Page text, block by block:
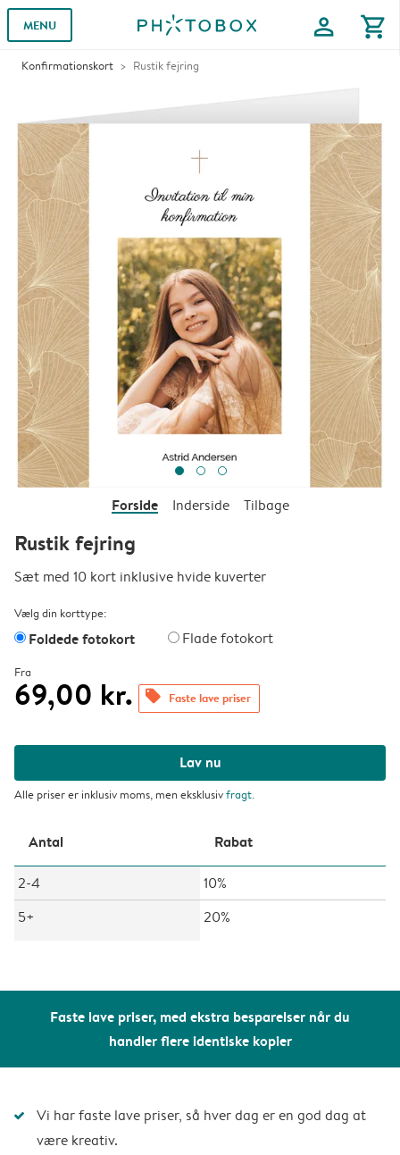
MENU profile shopping_cart
Konfirmationskort Rustik fejring
Faste lave priser, med ekstra besparelser når du
handler flere identiske kopier
Forside Inderside Tilbage
Rustik fejring
Sæt med 10 kort inklusive hvide kuverter
Vælg din korttype:
Foldede fotokort Flade fotokort
Fra
69,00 kr. offers Faste lave priser
Lav nu
Alle priser er inklusiv moms, men eksklusivfragt.
Antal Rabat
2-4
10%
5+
20%
Vi har faste lave priser, så hver dag er en god dag at
være kreativ.